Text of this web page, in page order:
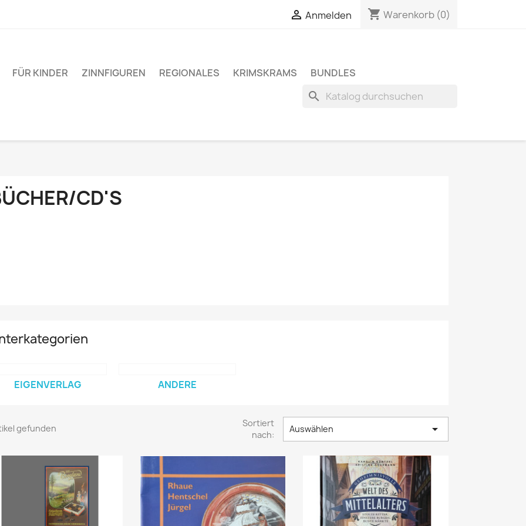
 Anmelden shopping_cart Warenkorb (0)
FÜR KINDER ZINNFIGUREN REGIONALES KRIMSKRAMS BUNDLES
search
CD'S
EIGENVERLAG ANDERE
gefunden
Sortiert
nach:
Auswählen 